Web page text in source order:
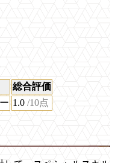
総合評価
1.0 /10点